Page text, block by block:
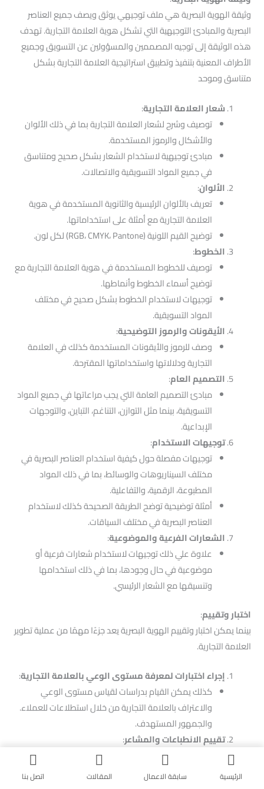
وثيقة الهوية البصرية هي ملف توجيهي يوثق ويصف جميع العناصر
البصرية والمبادئ التوجيهية التي تشكل هوية العلامة التجارية. تهدف
هذه الوثيقة إلى توجيه المصممين والمسؤولين عن التسويق وجميع
الأطراف المعنية بتنفيذ وتطبيق استراتيجية العلامة التجارية بشكل
متناسق وموحد
شعار العلامة التجارية:
توصيف وشرح لشعار العلامة التجارية بما في ذلك الألوان
والأشكال والرموز المستخدمة.
مبادئ توجيهية لاستخدام الشعار بشكل صحيح ومتناسق
في جميع المواد التسويقية والاتصالات.
الألوان:
تعريف بالألوان الرئيسية والثانوية المستخدمة في هوية
العلامة التجارية مع أمثلة على استخداماتها.
توضيح القيم اللونية (RGB، CMYK، Pantone) لكل لون.
الخطوط:
توصيف للخطوط المستخدمة في هوية العلامة التجارية مع
توضيح أسماء الخطوط وأنماطها.
توجيهات لاستخدام الخطوط بشكل صحيح في مختلف
المواد التسويقية.
الأيقونات والرموز التوضيحية:
وصف للرموز والأيقونات المستخدمة كذلك في العلامة
التجارية ودلالاتها واستخداماتها المقترحة.
التصميم العام:
مبادئ التصميم العامة التي يجب مراعاتها في جميع المواد
التسويقية، بينما مثل التوازن، التناغم، التباين، والتوجهات
الإبداعية.
توجيهات الاستخدام:
توجيهات مفصلة حول كيفية استخدام العناصر البصرية في
مختلف السيناريوهات والوسائط، بما في ذلك المواد
المطبوعة، الرقمية، والتفاعلية.
أمثلة توضيحية توضح الطريقة الصحيحة كذلك لاستخدام
العناصر البصرية في مختلف السياقات.
الشعارات الفرعية والموضوعية:
علاوة علي ذلك توجيهات لاستخدام شعارات فرعية أو
موضوعية في حال وجودها، بما في ذلك استخدامها
وتنسيقها مع الشعار الرئيسي.
اختبار وتقييم:
بينما يمكن اختبار وتقييم الهوية البصرية يعد جزءًا مهمًا من عملية تطوير
العلامة التجارية.
إجراء اختبارات لمعرفة مستوى الوعي بالعلامة التجارية:
كذلك يمكن القيام بدراسات لقياس مستوى الوعي
والاعتراف بالعلامة التجارية من خلال استطلاعات للعملاء.
والجمهور المستهدف.
تقييم الانطباعات والمشاعر:
كما تحليل ردود الفعل والانطباعات للعملاء حول العناصر
البصرية للعلامة التجارية من خلال استطلاعات رأي، مراجعات
الرئيسية سابقة الاعمال المقالات اتصل بنا